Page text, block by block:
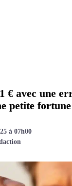
€ avec une
petite fortune
à 07h00